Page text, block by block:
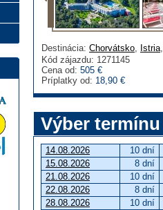
Destinácia: Chorvátsko, Istria
Kód zájazdu: 1271145
Cena od: 505 €
Príplatky od: 18,90 €
Výber termínu
14.08.2026
10 dní
15.08.2026
8 dní
21.08.2026
10 dní
22.08.2026
8 dní
28.08.2026
10 dní